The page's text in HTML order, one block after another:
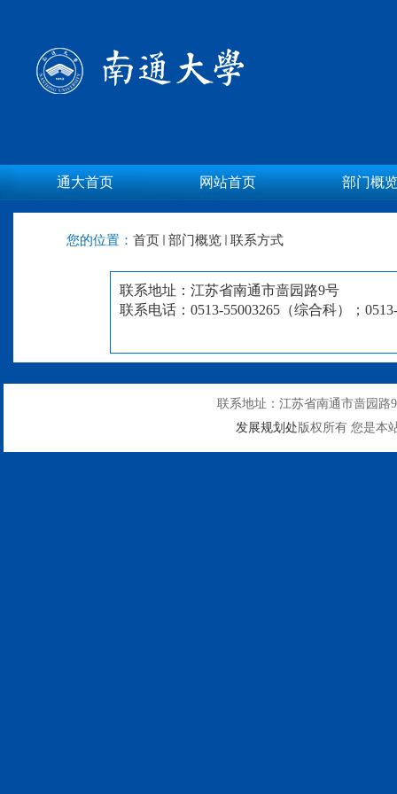
通大首页 网站首页 部门概
您的位置： 首页 部门概览 联系方式
联系地址：江苏省南通市啬园路9号
联系电话： 0513-55003265（综合科）；
联系地址：江苏省南通市啬园路
发展规划处版权所有 您是本